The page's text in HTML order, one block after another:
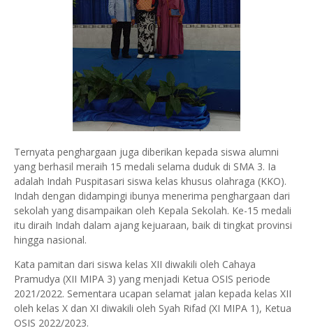
Ternyata penghargaan juga diberikan kepada siswa alumni
yang berhasil meraih 15 medali selama duduk di SMA 3. Ia
adalah Indah Puspitasari siswa kelas khusus olahraga (KKO).
Indah dengan didampingi ibunya menerima penghargaan dari
sekolah yang disampaikan oleh Kepala Sekolah. Ke-15 medali
itu diraih Indah dalam ajang kejuaraan, baik di tingkat provinsi
hingga nasional.
Kata pamitan dari siswa kelas XII diwakili oleh Cahaya
Pramudya (XII MIPA 3) yang menjadi Ketua OSIS periode
2021/2022. Sementara ucapan selamat jalan kepada kelas XII
oleh kelas X dan XI diwakili oleh Syah Rifad (XI MIPA 1), Ketua
OSIS 2022/2023.